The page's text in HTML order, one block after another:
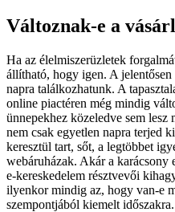
Változnak-e a
Ha az élelmiszerüzletek
állítható, hogy igen. A
napra találkozhatunk. A
online piactéren még mindig
ünnepekhez közeledve sem
nem csak egyetlen napra terjed
keresztül tart, sőt, a legtöbbet
webáruházak. Akár a karácsony
e-kereskedelem résztvevői
ilyenkor mindig az, hogy van-e
szempontjából kiemelt időszakra.